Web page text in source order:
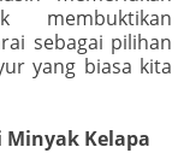
sebagai pilihan
yang biasa kita
Kelapa